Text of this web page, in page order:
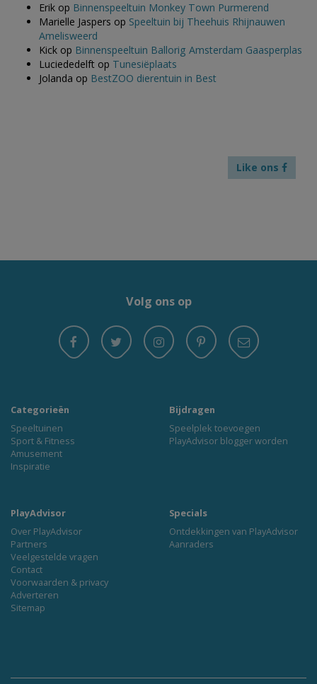
Erik op Binnenspeeltuin Monkey Town Purmerend
Marielle Jaspers op Speeltuin bij Theehuis Rhijnauwen
Amelisweerd
Kick op Binnenspeeltuin Ballorig Amsterdam Gaasperplas
Luciededelft op Tunesiëplaats
Jolanda op BestZOO dierentuin in Best
Like ons
Volg ons op
Categorieën
Speeltuinen
Sport & Fitness
Amusement
Inspiratie
Bijdragen
Speelplek toevoegen
PlayAdvisor blogger worden
PlayAdvisor
Over PlayAdvisor
Partners
Veelgestelde vragen
Contact
Voorwaarden & privacy
Adverteren
Sitemap
Specials
Ontdekkingen van PlayAdvisor
Aanraders